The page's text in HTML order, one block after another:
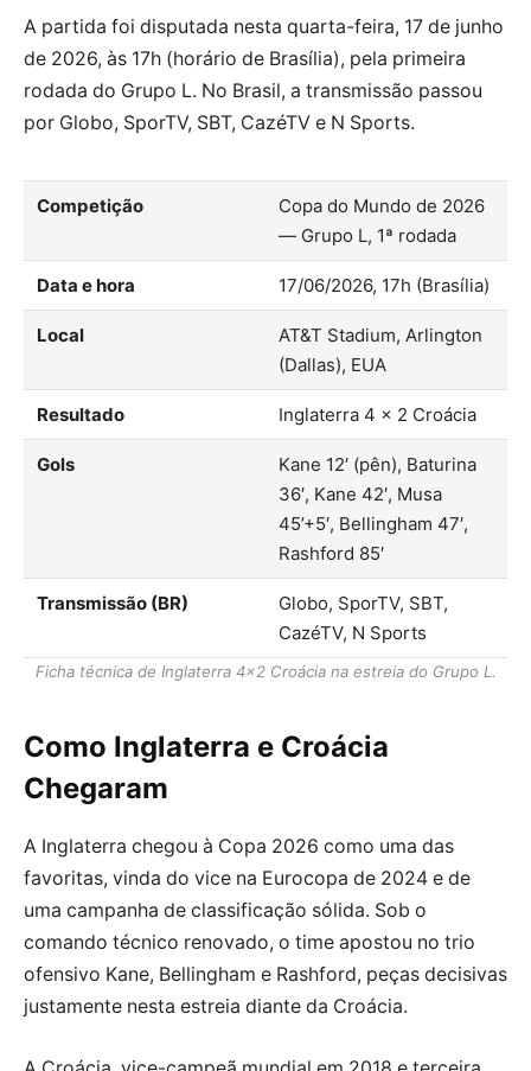
A partida foi disputada nesta quarta-feira, 17 de junho
de 2026, às 17h (horário de Brasília), pela primeira
rodada do Grupo L. No Brasil, a transmissão passou
por Globo, SporTV, SBT, CazéTV e N Sports.
Competição
Copa do Mundo de 2026
— Grupo L, 1ª rodada
Data e hora 17/06/2026, 17h (Brasília)
Local
AT&T Stadium, Arlington
(Dallas), EUA
Resultado Inglaterra 4 × 2 Croácia
Gols
Kane 12′ (pên), Baturina
36′, Kane 42′, Musa
45’+5′, Bellingham 47′,
Rashford 85′
Transmissão (BR)
Globo, SporTV, SBT,
CazéTV, N Sports
Ficha técnica de Inglaterra 4×2 Croácia na estreia do Grupo L.
Como Inglaterra e Croácia
Chegaram
A Inglaterra chegou à Copa 2026 como uma das
favoritas, vinda do vice na Eurocopa de 2024 e de
uma campanha de classificação sólida. Sob o
comando técnico renovado, o time apostou no trio
ofensivo Kane, Bellingham e Rashford, peças decisivas
justamente nesta estreia diante da Croácia.